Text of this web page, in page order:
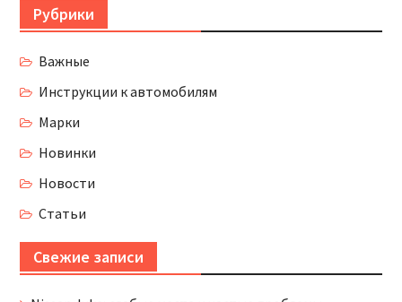
Рубрики
Важные
Инструкции к автомобилям
Марки
Новинки
Новости
Статьи
Свежие записи